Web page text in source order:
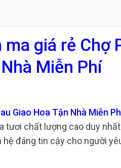
giá rẻ Chợ
Miễn Phí
Giao Hoa Tận Nhà Miễn
chất lượng cao duy
đáng tin cậy cho người